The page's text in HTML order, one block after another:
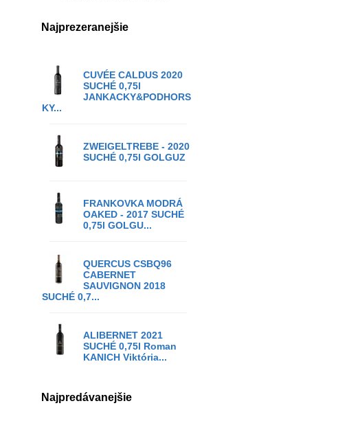
Najprezeranejšie
CUVÉE CALDUS 2020
SUCHÉ 0,75l
JANKACKY&PODHORS
KY...
ZWEIGELTREBE - 2020
SUCHÉ 0,75l GOLGUZ
FRANKOVKA MODRÁ
OAKED - 2017 SUCHÉ
0,75l GOLGU...
QUERCUS CSBQ96
CABERNET
SAUVIGNON 2018
SUCHÉ 0,7...
ALIBERNET 2021
SUCHÉ 0,75l Roman
KANICH Viktória...
Najpredávanejšie